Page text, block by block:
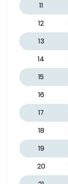
11
12
13
14
15
16
17
18
19
20